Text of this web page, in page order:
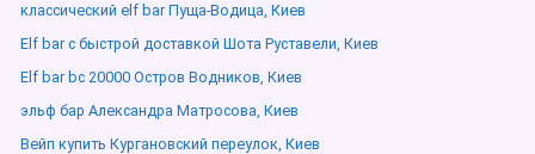
классический elf bar Пуща-Водица, Киев
Elf bar с быстрой доставкой Шота Руставели, Киев
Elf bar bc 20000 Остров Водников, Киев
эльф бар Александра Матросова, Киев
Вейп купить Кургановский переулок, Киев